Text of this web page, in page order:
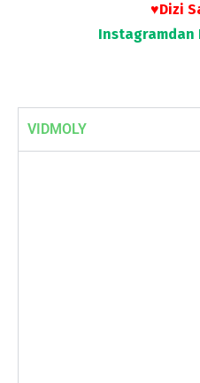
♥Dizi
Instagramdan
VIDMOLY